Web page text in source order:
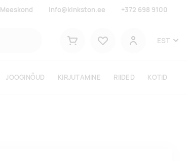
Meeskond info@kinkston.ee +372 698 9100
Ostukorv
Kasutaja
EST
JOOGINÕUD KIRJUTAMINE RIIDED KOTID